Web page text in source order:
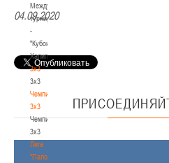
Международный
турнир
-
"Кубок
Халипского"
3x3
3x3
Чемпионат
3х3
Чемпионат
3х3
Лига
"Палова"
04.09.2020